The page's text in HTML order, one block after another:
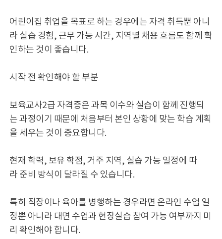
어린이집 취업을 목표로 하는 경우에는 자격 취득뿐 아니
라 실습 경험, 근무 가능 시간, 지역별 채용 흐름도 함께 확
인하는 것이 좋습니다.
시작 전 확인해야 할 부분
보육교사2급 자격증은 과목 이수와 실습이 함께 진행되
는 과정이기 때문에 처음부터 본인 상황에 맞는 학습 계획
을 세우는 것이 중요합니다.
현재 학력, 보유 학점, 거주 지역, 실습 가능 일정에 따
라 준비 방식이 달라질 수 있습니다.
특히 직장이나 육아를 병행하는 경우라면 온라인 수업 일
정뿐 아니라 대면 수업과 현장실습 참여 가능 여부까지 미
리 확인해야 합니다.